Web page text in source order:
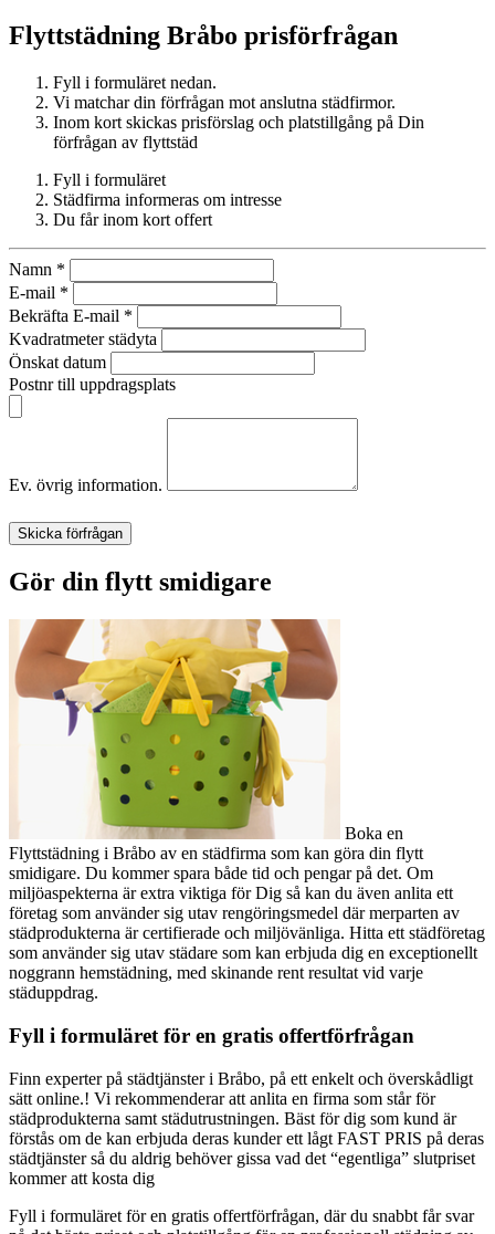
Flyttstädning Bråbo prisförfrågan
Fyll i formuläret nedan.
Vi matchar din förfrågan mot anslutna städfirmor.
Inom kort skickas prisförslag och platstillgång på Din
förfrågan av flyttstäd
Fyll i formuläret
Städfirma informeras om intresse
Du får inom kort offert
Namn *
E-mail *
Bekräfta E-mail *
Kvadratmeter städyta
Önskat datum
Postnr till uppdragsplats
Ev. övrig information.
Skicka förfrågan
Gör din flytt smidigare
Boka en
Flyttstädning i Bråbo av en städfirma som kan göra din flytt
smidigare. Du kommer spara både tid och pengar på det. Om
miljöaspekterna är extra viktiga för Dig så kan du även anlita ett
företag som använder sig utav rengöringsmedel där merparten av
städprodukterna är certifierade och miljövänliga. Hitta ett städföretag
som använder sig utav städare som kan erbjuda dig en exceptionellt
noggrann hemstädning, med skinande rent resultat vid varje
städuppdrag.
Fyll i formuläret för en gratis offertförfrågan
Finn experter på städtjänster i Bråbo, på ett enkelt och överskådligt
sätt online.! Vi rekommenderar att anlita en firma som står för
städprodukterna samt städutrustningen. Bäst för dig som kund är
förstås om de kan erbjuda deras kunder ett lågt FAST PRIS på deras
städtjänster så du aldrig behöver gissa vad det “egentliga” slutpriset
kommer att kosta dig
Fyll i formuläret för en gratis offertförfrågan, där du snabbt får svar